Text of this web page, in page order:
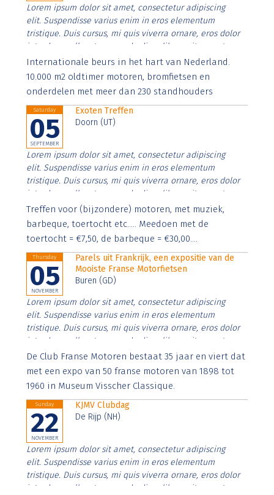
Lorem ipsum dolor sit amet, consectetur adipiscing
elit. Suspendisse varius enim in eros elementum
tristique. Duis cursus, mi quis viverra ornare, eros dolor
interdum nulla, ut commodo diam libero vitae erat.
Aenean faucibus nibh et justo cursus id rutrum lorem
imperdiet. Nunc ut sem vitae risus tristique posuere.
Internationale beurs in het hart van Nederland.
10.000 m2 oldtimer motoren, bromfietsen en
onderdelen met meer dan 230 standhouders
Saturday
05
SEPTEMBER
Exoten Treffen
Doorn (UT)
Lorem ipsum dolor sit amet, consectetur adipiscing
elit. Suspendisse varius enim in eros elementum
tristique. Duis cursus, mi quis viverra ornare, eros dolor
interdum nulla, ut commodo diam libero vitae erat.
Aenean faucibus nibh et justo cursus id rutrum lorem
imperdiet. Nunc ut sem vitae risus tristique posuere.
Treffen voor (bijzondere) motoren, met muziek,
barbeque, toertocht etc..... Meedoen met de
toertocht = €7,50, de barbeque = €30,00....
Thursday
05
NOVEMBER
Parels uit Frankrijk, een expositie van de
Mooiste Franse Motorfietsen
Buren (GD)
Lorem ipsum dolor sit amet, consectetur adipiscing
elit. Suspendisse varius enim in eros elementum
tristique. Duis cursus, mi quis viverra ornare, eros dolor
interdum nulla, ut commodo diam libero vitae erat.
Aenean faucibus nibh et justo cursus id rutrum lorem
imperdiet. Nunc ut sem vitae risus tristique posuere.
De Club Franse Motoren bestaat 35 jaar en viert dat
met een expo van 50 franse motoren van 1898 tot
1960 in Museum Visscher Classique.
Sunday
22
NOVEMBER
KJMV Clubdag
De Rijp (NH)
Lorem ipsum dolor sit amet, consectetur adipiscing
elit. Suspendisse varius enim in eros elementum
tristique. Duis cursus, mi quis viverra ornare, eros dolor
interdum nulla, ut commodo diam libero vitae erat.